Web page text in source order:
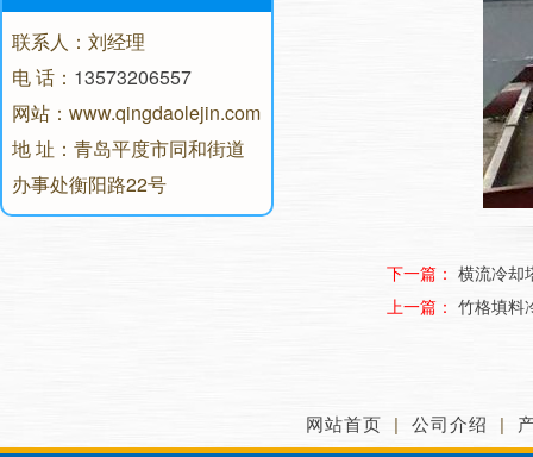
联系人：刘经理
电 话： 13573206557
网站：www.qingdaolejin.com
地 址：青岛平度市同和街道
办事处衡阳路22号
下一篇： 横流冷却
上一篇： 竹格填料
网站首页 | 公司介绍 |